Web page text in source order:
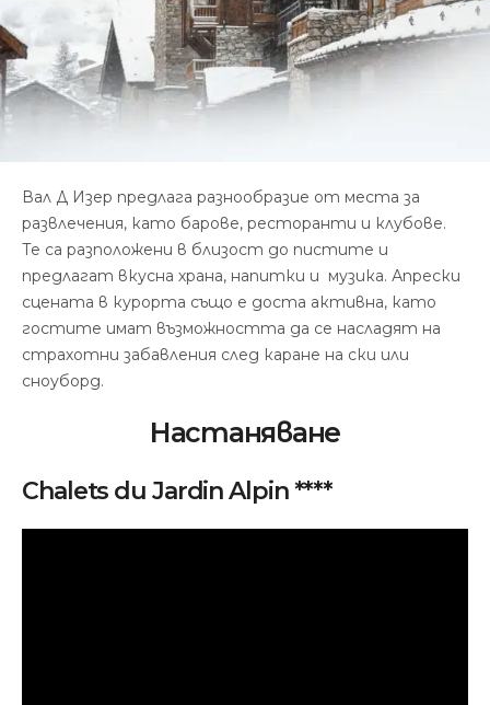
Вал Д Изер предлага разнообразие от места за
развлечения, като барове, ресторанти и клубове.
Те са разположени в близост до пистите и
предлагат вкусна храна, напитки и музика. Апрески
сцената в курорта също е доста активна, като
гостите имат възможността да се насладят на
страхотни забавления след каране на ски или
сноуборд.
Настаняване
Chalets du Jardin Alpin ****